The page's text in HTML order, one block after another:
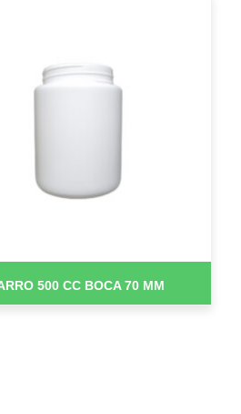
500 CC BOCA 70 MM